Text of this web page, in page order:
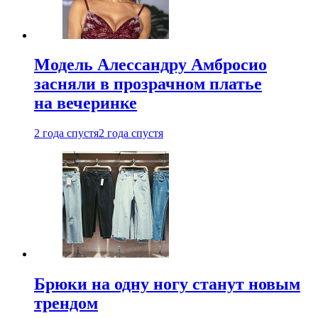
Модель Алессандру Амбросио
засняли в прозрачном платье
на вечеринке
2 года спустя2 года спустя
Брюки на одну ногу станут новым
трендом